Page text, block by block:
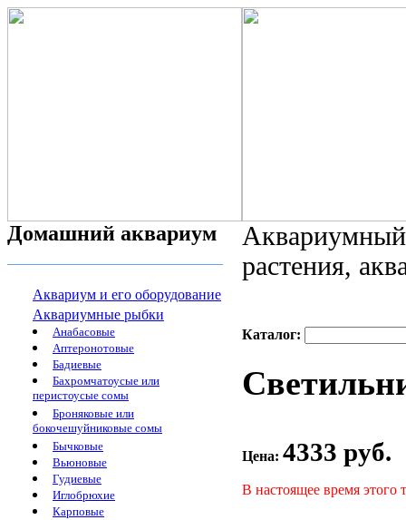
Домашний аквариум
Аквариум и его оборудование
Аквариумные рыбки
Анабасовые
Аптеронотовые
Бадиевые
Бахромчатоусые или
перистоусые сомы
Броняковые или
бокочешуйниковые сомы
Бычковые
Вьюновые
Гудиевые
Иглобрюхие
Карповые
растения,
Каталог:
Цена: 4333 руб.
В настоящее время этого